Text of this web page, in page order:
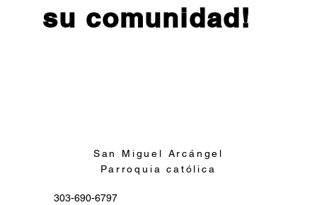
su comunidad!
303-690-6797
San Miguel Arcángel
Parroquia católica